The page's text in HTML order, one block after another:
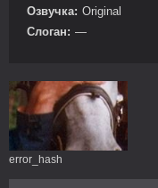
Озвучка: Original
Слоган: —
error_hash